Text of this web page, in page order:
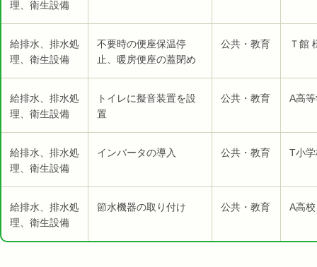
理、衛生設備
給排水、排水処
理、衛生設備
不要時の便座保温停
止、暖房便座の蓋閉め
公共・教育 Ｔ館
給排水、排水処
理、衛生設備
トイレに擬音装置を設
置
公共・教育 A高
給排水、排水処
理、衛生設備
インバータの導入 公共・教育 T小
給排水、排水処
理、衛生設備
節水機器の取り付け 公共・教育 A高